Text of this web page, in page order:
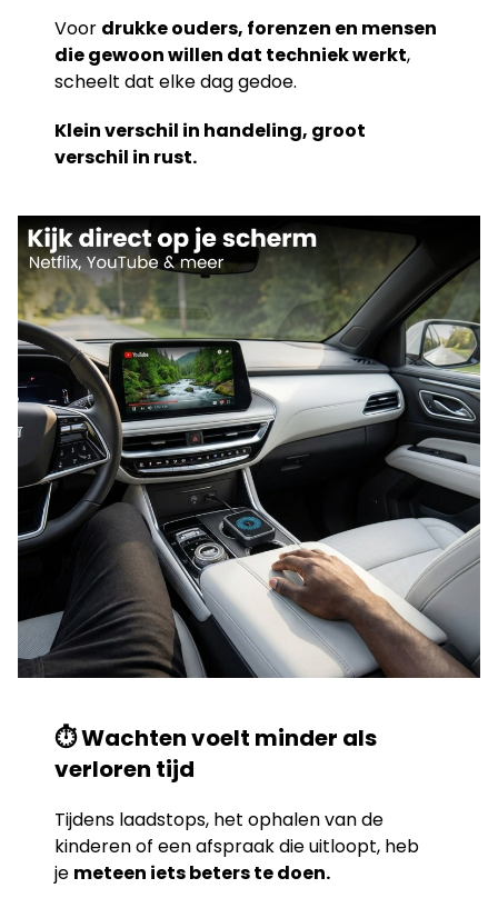
Voor drukke ouders, forenzen en mensen
die gewoon willen dat techniek werkt,
scheelt dat elke dag gedoe.
Klein verschil in handeling, groot
verschil in rust.
⏱️ Wachten voelt minder als
verloren tijd
Tijdens laadstops, het ophalen van de
kinderen of een afspraak die uitloopt, heb
je meteen iets beters te doen.